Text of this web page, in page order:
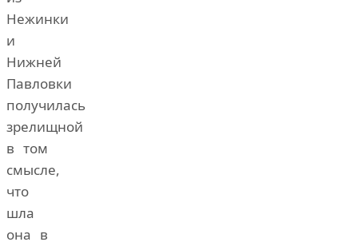
Нежинки
и
Нижней
Павловки
получилась
зрелищной
в том
смысле,
что
шла
она в